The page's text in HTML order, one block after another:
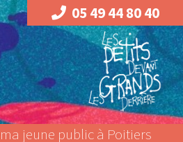
05 49 44 80 40
jeune public à Poitiers